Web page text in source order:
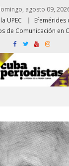
agosto 09,
UPEC
Efemérides
de Comunicación en